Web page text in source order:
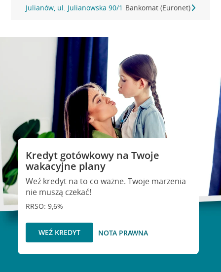
Julianów, ul. Julianowska 90/1 Bankomat (Euronet)
Kredyt gotówkowy na Twoje
wakacyjne plany
Weź kredyt na to co ważne. Twoje marzenia
nie muszą czekać!
RRSO: 9,6%
WEŹ KREDYT NOTA PRAWNA